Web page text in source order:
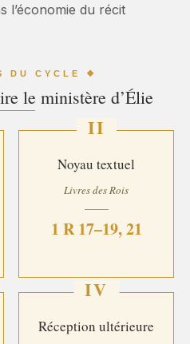
l’économie du récit
DU CYCLE ❖
le ministère d’Élie
II
Noyau textuel
Livres des Rois
1 R 17–19, 21
IV
Réception ultérieure